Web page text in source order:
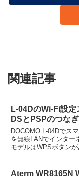
関連記事
L-04DのWi-Fi設
DSとPSPのつな
DOCOMO L-04Dでス
を無線LANでインター
モデルはWPSボタン
Aterm WR8165N